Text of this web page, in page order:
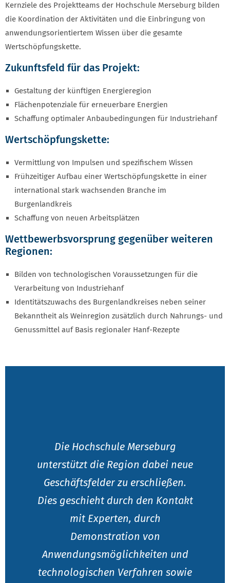
Kernziele des Projektteams der Hochschule Merseburg bilden
die Koordination der Aktivitäten und die Einbringung von
anwendungsorientiertem Wissen über die gesamte
Wertschöpfungskette.
Zukunftsfeld für das Projekt:
Gestaltung der künftigen Energieregion
Flächenpotenziale für erneuerbare Energien
Schaffung optimaler Anbaubedingungen für Industriehanf
Wertschöpfungskette:
Vermittlung von Impulsen und spezifischem Wissen
Frühzeitiger Aufbau einer Wertschöpfungskette in einer
international stark wachsenden Branche im
Burgenlandkreis
Schaffung von neuen Arbeitsplätzen
Wettbewerbsvorsprung gegenüber weiteren
Regionen:
Bilden von technologischen Voraussetzungen für die
Verarbeitung von Industriehanf
Identitätszuwachs des Burgenlandkreises neben seiner
Bekanntheit als Weinregion zusätzlich durch Nahrungs- und
Genussmittel auf Basis regionaler Hanf-Rezepte
Die Hochschule Merseburg
unterstützt die Region dabei neue
Geschäftsfelder zu erschließen.
Dies geschieht durch den Kontakt
mit Experten, durch
Demonstration von
Anwendungsmöglichkeiten und
technologischen Verfahren sowie